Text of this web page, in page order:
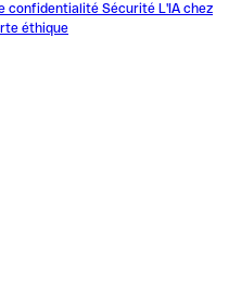
confidentialité Sécurité L'IA chez
éthique